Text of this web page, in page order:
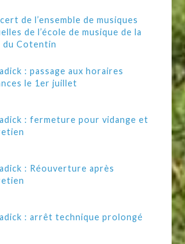
de l’ensemble de musiques
de l’école de musique de la
du Cotentin
: passage aux horaires
le 1er juillet
: fermeture pour vidange et
: Réouverture après
: arrêt technique prolongé